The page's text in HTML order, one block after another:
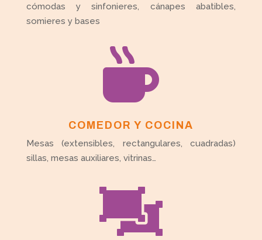
cómodas y sinfonieres, cánapes abatibles,
somieres y bases

COMEDOR Y COCINA
Mesas (extensibles, rectangulares, cuadradas)
sillas, mesas auxiliares, vitrinas…
